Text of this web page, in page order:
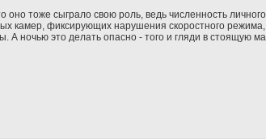
тоже сыграло свою роль, ведь численность
камер, фиксирующих нарушения скоростного
А ночью это делать опасно - того и гляди в стоящую